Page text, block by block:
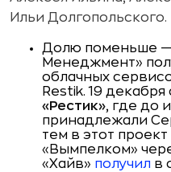
Ильи Долгопольского.
Долю поменьше —
Менеджмент»
облачных
Restik. 19
«Рестик», где до
принадлежали
тем в этот
«Вымпелком»
«Хайв» получил в